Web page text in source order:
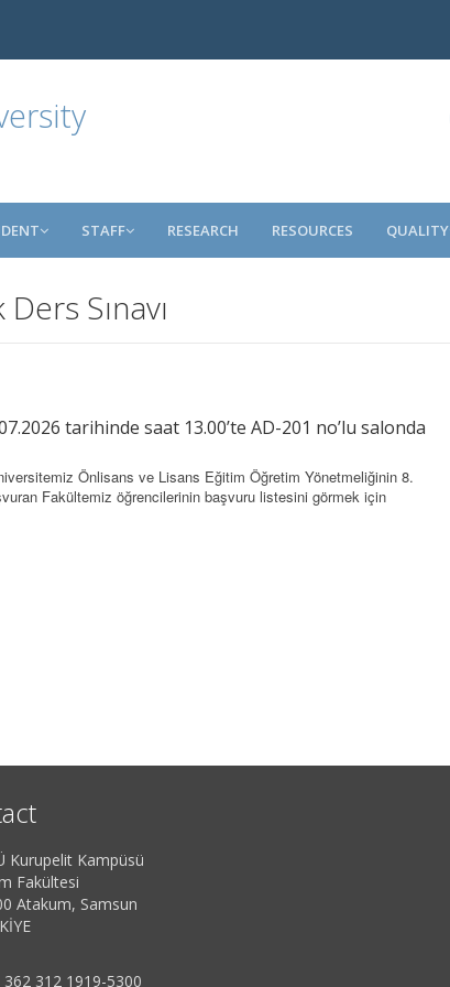
STAFF RESEARCH RESOURCES QUALITY
Sınavı
tarihinde saat 13.00’te AD-201 no’lu salonda
Önlisans ve Lisans Eğitim Öğretim Yönetmeliğinin 8.
Fakültemiz öğrencilerinin başvuru listesini görmek için
Kurupelit Kampüsü
Fakültesi
Atakum, Samsun
362 312 1919-5300